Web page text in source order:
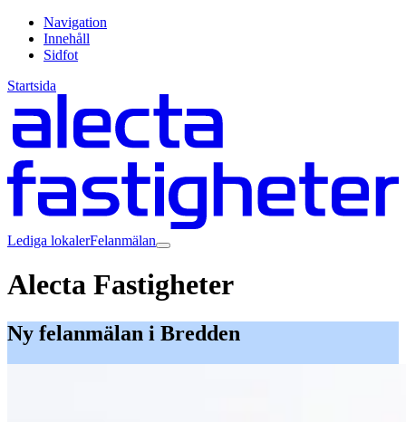
Navigation
Innehåll
Sidfot
Startsida
Lediga lokalerFelanmälan
Alecta Fastigheter
Ny felanmälan i Bredden